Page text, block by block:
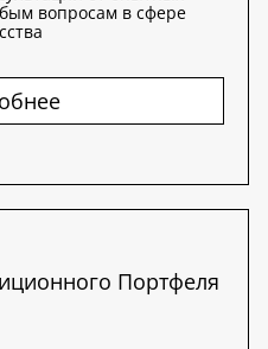
вопросам в сфере
Портфеля